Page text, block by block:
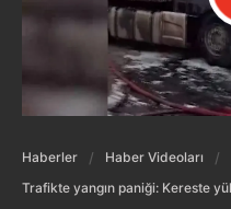
Haberler
Haber Videoları
Trafikte yangın paniği: Kereste